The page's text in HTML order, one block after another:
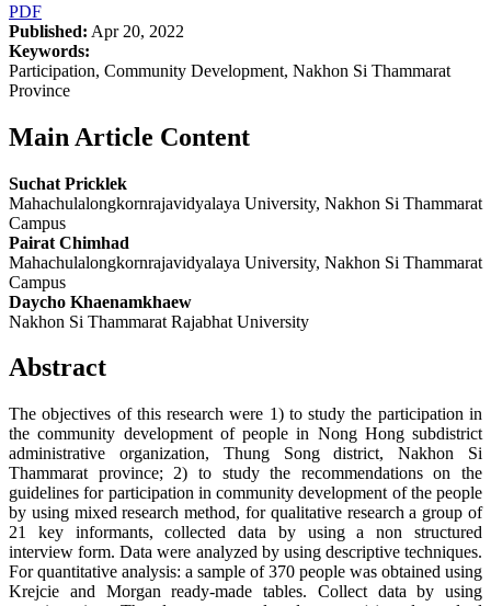
PDF
Published: Apr 20, 2022
Keywords:
Participation, Community Development, Nakhon Si Thammarat
Province
Main Article Content
Suchat Pricklek
Mahachulalongkornrajavidyalaya University, Nakhon Si Thammarat
Campus
Pairat Chimhad
Mahachulalongkornrajavidyalaya University, Nakhon Si Thammarat
Campus
Daycho Khaenamkhaew
Nakhon Si Thammarat Rajabhat University
Abstract
The objectives of this research were 1) to study the participation in
the community development of people in Nong Hong subdistrict
administrative organization, Thung Song district, Nakhon Si
Thammarat province; 2) to study the recommendations on the
guidelines for participation in community development of the people
by using mixed research method, for qualitative research a group of
21 key informants, collected data by using a non structured
interview form. Data were analyzed by using descriptive techniques.
For quantitative analysis: a sample of 370 people was obtained using
Krejcie and Morgan ready-made tables. Collect data by using